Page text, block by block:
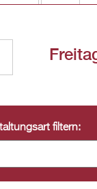
filtern: